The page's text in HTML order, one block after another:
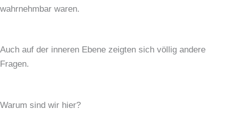
wahrnehmbar waren.
Auch auf der inneren Ebene zeigten sich völlig andere
Fragen.
Warum sind wir hier?